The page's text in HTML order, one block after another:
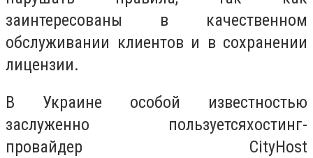
заинтересованы в качественном
обслуживании клиентов и в сохранении
лицензии.
В Украине особой известностью
заслуженно пользуетсяхостинг-
провайдер CityHost